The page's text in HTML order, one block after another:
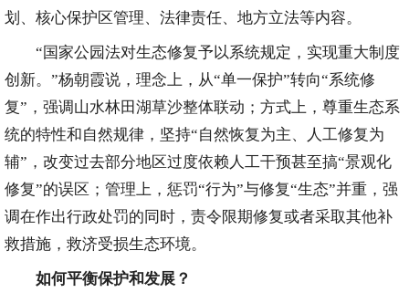
划、核心保护区管理、法律责任、地方立法等内容。
“国家公园法对生态修复予以系统规定，实现重大制度
创新。”杨朝霞说，理念上，从“单一保护”转向“系统修
复”，强调山水林田湖草沙整体联动；方式上，尊重生态系
统的特性和自然规律，坚持“自然恢复为主、人工修复为
辅”，改变过去部分地区过度依赖人工干预甚至搞“景观化
修复”的误区；管理上，惩罚“行为”与修复“生态”并重，强
调在作出行政处罚的同时，责令限期修复或者采取其他补
救措施，救济受损生态环境。
如何平衡保护和发展？